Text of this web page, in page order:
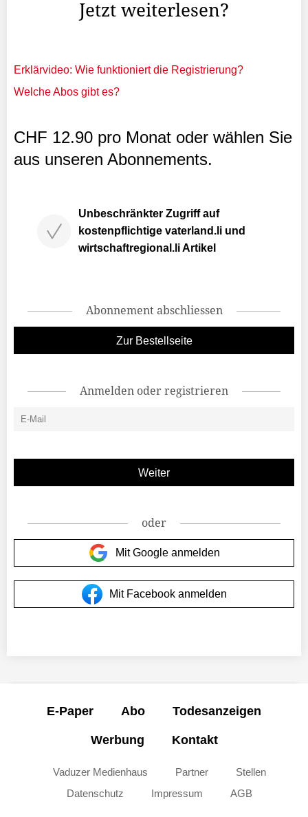
Jetzt weiterlesen?
Erklärvideo: Wie funktioniert die Registrierung?
Welche Abos gibt es?
CHF 12.90 pro Monat oder wählen Sie
aus unseren Abonnements.
Unbeschränkter Zugriff auf
kostenpflichtige vaterland.li und
wirtschaftregional.li Artikel
Abonnement abschliessen
Zur Bestellseite
Anmelden oder registrieren
oder
Mit Google anmelden
Mit Facebook anmelden
E-Paper Abo Todesanzeigen
Werbung Kontakt
Vaduzer Medienhaus Partner
Stellen
Datenschutz
Impressum AGB